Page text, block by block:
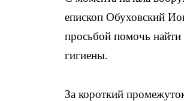
епископ Обуховский
просьбой помочь найти
гигиены.
За короткий